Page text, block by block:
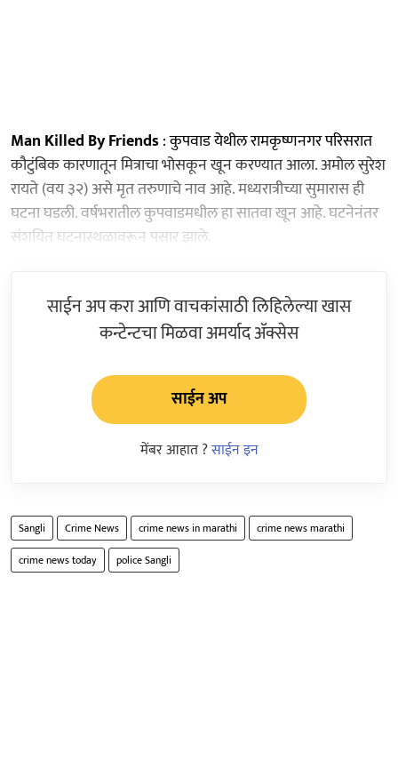
Man Killed By Friends: कुपवाड येथील रामकृष्णनगर परिसरात
कौटुंबिक कारणातून मित्राचा भोसकून खून करण्यात आला. अमोल सुरेश
रायते (वय ३२) असे मृत तरुणाचे नाव आहे. मध्यरात्रीच्या सुमारास ही
घटना घडली. वर्षभरातील कुपवाडमधील हा सातवा खून आहे. घटनेनंतर
संशयित घटनास्थळावरून पसार झाले.
साईन अप करा आणि वाचकांसाठी लिहिलेल्या खास
कन्टेन्टचा मिळवा अमर्याद ॲक्सेस
साईन अप
मेंबर आहात ?साईन इन
Sangli Crime News crime news in marathi
crime news marathi
crime news today
police Sangli